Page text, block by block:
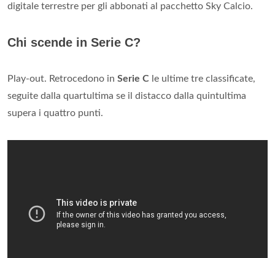
digitale terrestre per gli abbonati al pacchetto Sky Calcio.
Chi scende in Serie C?
Play-out. Retrocedono in Serie C le ultime tre classificate,
seguite dalla quartultima se il distacco dalla quintultima
supera i quattro punti.